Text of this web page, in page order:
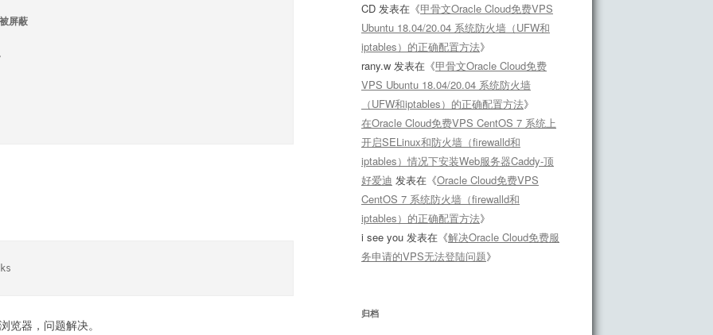
屏蔽
览器，问题解决。
CD 发表在《甲骨文Oracle Cloud免费VPS
Ubuntu 18.04/20.04 系统防火墙（UFW和
iptables）的正确配置方法》
rany.w 发表在《甲骨文Oracle Cloud免费
VPS Ubuntu 18.04/20.04 系统防火墙
（UFW和iptables）的正确配置方法》
在Oracle Cloud免费VPS CentOS 7 系统上
开启SELinux和防火墙（firewalld和
iptables）情况下安装Web服务器Caddy-顶
好爱迪 发表在《Oracle Cloud免费VPS
CentOS 7 系统防火墙（firewalld和
iptables）的正确配置方法》
i see you 发表在《解决Oracle Cloud免费服
务申请的VPS无法登陆问题》
归档